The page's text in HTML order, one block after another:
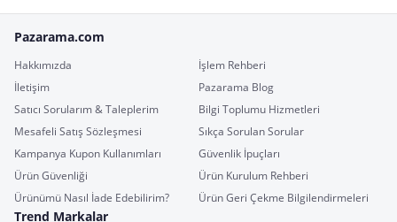
Pazarama.com
Hakkımızda
İşlem Rehberi
İletişim
Pazarama Blog
Satıcı Sorularım & Taleplerim
Bilgi Toplumu Hizmetleri
Mesafeli Satış Sözleşmesi
Sıkça Sorulan Sorular
Kampanya Kupon Kullanımları
Güvenlik İpuçları
Ürün Güvenliği
Ürün Kurulum Rehberi
Ürünümü Nasıl İade Edebilirim?
Ürün Geri Çekme Bilgilendirmeleri
Trend Markalar